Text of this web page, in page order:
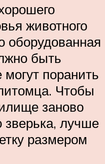
животного
оборудованная
быть
поранить
Чтобы
заново
зверька, лучше
размером